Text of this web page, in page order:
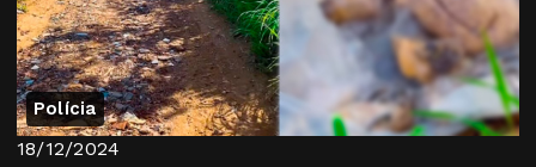
Polícia
18/12/2024